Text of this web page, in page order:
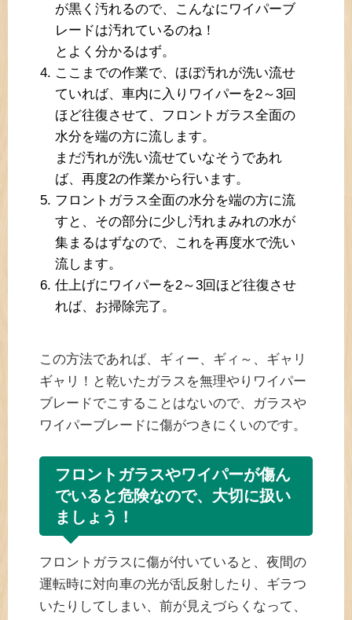
が黒く汚れるので、こんなにワイパーブ
レードは汚れているのね！
とよく分かるはず。
ここまでの作業で、ほぼ汚れが洗い流せ
ていれば、車内に入りワイパーを2～3回
ほど往復させて、フロントガラス全面の
水分を端の方に流します。
まだ汚れが洗い流せていなそうであれ
ば、再度2の作業から行います。
フロントガラス全面の水分を端の方に流
すと、その部分に少し汚れまみれの水が
集まるはずなので、これを再度水で洗い
流します。
仕上げにワイパーを2～3回ほど往復させ
れば、お掃除完了。
この方法であれば、ギィー、ギィ～、ギャリ
ギャリ！と乾いたガラスを無理やりワイパー
ブレードでこすることはないので、ガラスや
ワイパーブレードに傷がつきにくいのです。
フロントガラスやワイパーが傷ん
でいると危険なので、大切に扱い
ましょう！
フロントガラスに傷が付いていると、夜間の
運転時に対向車の光が乱反射したり、ギラつ
いたりしてしまい、前が見えづらくなって、